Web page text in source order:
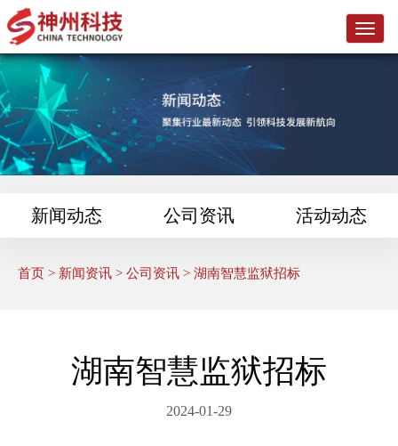
L
o
新闻动态 公司资讯 活动动态
首页 > 新闻资讯 > 公司资讯 > 湖南智慧监狱招标
湖南智慧监狱招标
2024-01-29